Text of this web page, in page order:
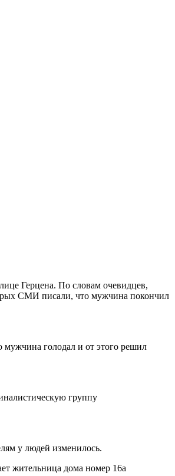
Герцена. По словам очевидцев,
СМИ писали, что мужчина покончил
голодал и от этого решил
группу
у людей изменилось.
жительница дома номер 16а